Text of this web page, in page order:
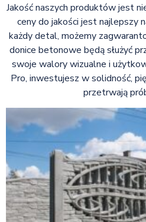
Jakość naszych produktów jest
ceny do jakości jest najlepszy
każdy detal, możemy
donice betonowe będą służyć
swoje walory wizualne i
Pro, inwestujesz w solidność,
przetrwają